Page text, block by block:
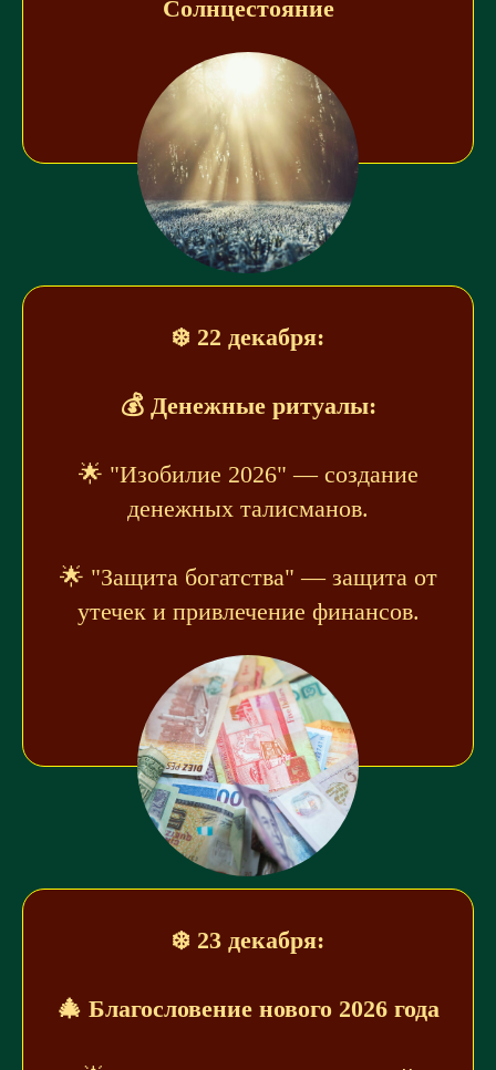
Солнцестояние
❄️ 22 декабря:
💰 Денежные ритуалы:
🌟 "Изобилие 2026" — создание
денежных талисманов.
🌟 "Защита богатства" — защита от
утечек и привлечение финансов.
❄️ 23 декабря:
🎄 Благословение нового 2026 года